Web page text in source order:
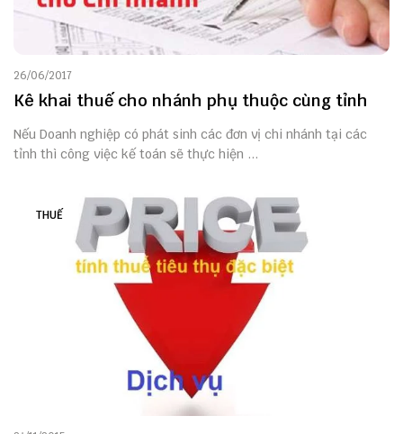
26/06/2017
Kê khai thuế cho nhánh phụ thuộc cùng tỉnh
Nếu Doanh nghiệp có phát sinh các đơn vị chi nhánh tại các
tỉnh thì công việc kế toán sẽ thực hiện ...
THUẾ